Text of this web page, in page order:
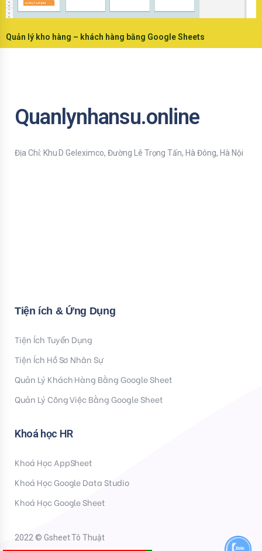
Quản lý kho hàng – khách hàng bằng Google Sheets
Quanlynhansu.online
Địa Chỉ: Khu D Geleximco, Đường Lê Trọng Tấn, Hà Đông, Hà Nội
Tiện ích & Ứng Dụng
Tiện Ích Tuyển Dụng
Tiện Ích Hồ Sơ Nhân Sự
Quản Lý Khách Hàng Bằng Google Sheet
Quản Lý Công Việc Bằng Google Sheet
Khoá học HR
Khoá Học AppSheet
Khoá Học Google Data Studio
Khoá Học Google Sheet
2022 © Gsheet Tô Thuật